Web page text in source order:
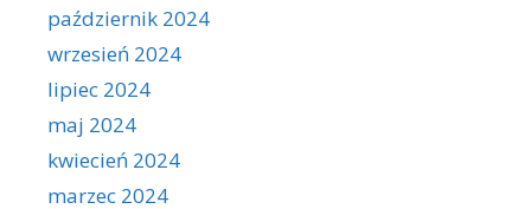
październik 2024
wrzesień 2024
lipiec 2024
maj 2024
kwiecień 2024
marzec 2024